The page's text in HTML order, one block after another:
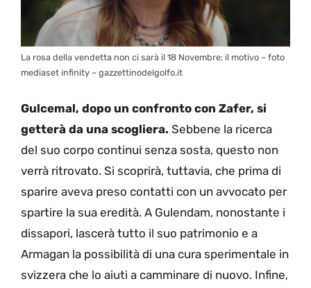
La rosa della vendetta non ci sarà il 18 Novembre: il motivo – foto
mediaset infinity – gazzettinodelgolfo.it
Gulcemal, dopo un confronto con Zafer, si
getterà da una scogliera. Sebbene la ricerca
del suo corpo continui senza sosta, questo non
verrà ritrovato. Si scoprirà, tuttavia, che prima di
sparire aveva preso contatti con un avvocato per
spartire la sua eredità. A Gulendam, nonostante i
dissapori, lascerà tutto il suo patrimonio e a
Armagan la possibilità di una cura sperimentale in
svizzera che lo aiuti a camminare di nuovo. Infine,